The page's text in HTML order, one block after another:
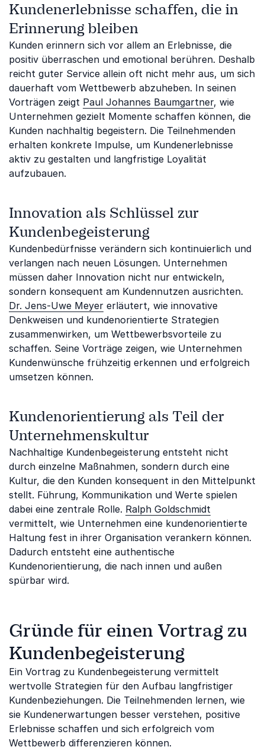
Kundenerlebnisse schaffen, die in
Erinnerung bleiben
Kunden erinnern sich vor allem an Erlebnisse, die
positiv überraschen und emotional berühren. Deshalb
reicht guter Service allein oft nicht mehr aus, um sich
dauerhaft vom Wettbewerb abzuheben. In seinen
Vorträgen zeigt Paul Johannes Baumgartner, wie
Unternehmen gezielt Momente schaffen können, die
Kunden nachhaltig begeistern. Die Teilnehmenden
erhalten konkrete Impulse, um Kundenerlebnisse
aktiv zu gestalten und langfristige Loyalität
aufzubauen.
Innovation als Schlüssel zur
Kundenbegeisterung
Kundenbedürfnisse verändern sich kontinuierlich und
verlangen nach neuen Lösungen. Unternehmen
müssen daher Innovation nicht nur entwickeln,
sondern konsequent am Kundennutzen ausrichten.
Dr. Jens-Uwe Meyer erläutert, wie innovative
Denkweisen und kundenorientierte Strategien
zusammenwirken, um Wettbewerbsvorteile zu
schaffen. Seine Vorträge zeigen, wie Unternehmen
Kundenwünsche frühzeitig erkennen und erfolgreich
umsetzen können.
Kundenorientierung als Teil der
Unternehmenskultur
Nachhaltige Kundenbegeisterung entsteht nicht
durch einzelne Maßnahmen, sondern durch eine
Kultur, die den Kunden konsequent in den Mittelpunkt
stellt. Führung, Kommunikation und Werte spielen
dabei eine zentrale Rolle. Ralph Goldschmidt
vermittelt, wie Unternehmen eine kundenorientierte
Haltung fest in ihrer Organisation verankern können.
Dadurch entsteht eine authentische
Kundenorientierung, die nach innen und außen
spürbar wird.
Gründe für einen Vortrag zu
Kundenbegeisterung
Ein Vortrag zu Kundenbegeisterung vermittelt
wertvolle Strategien für den Aufbau langfristiger
Kundenbeziehungen. Die Teilnehmenden lernen, wie
sie Kundenerwartungen besser verstehen, positive
Erlebnisse schaffen und sich erfolgreich vom
Wettbewerb differenzieren können.